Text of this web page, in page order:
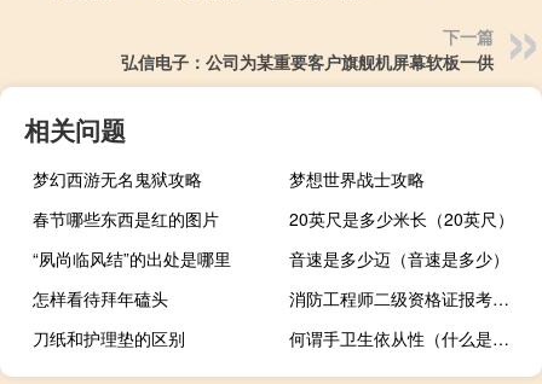
下一篇
弘信电子：公司为某重要客户旗舰机屏幕软板一供
相关问题
梦幻西游无名鬼狱攻略
梦想世界战士攻略
春节哪些东西是红的图片
20英尺是多少米长（20英尺）
“夙尚临风结”的出处是哪里
音速是多少迈（音速是多少）
怎样看待拜年磕头
消防工程师二级资格证报考条件是什么
刀纸和护理垫的区别
何谓手卫生依从性（什么是手卫生依从性）